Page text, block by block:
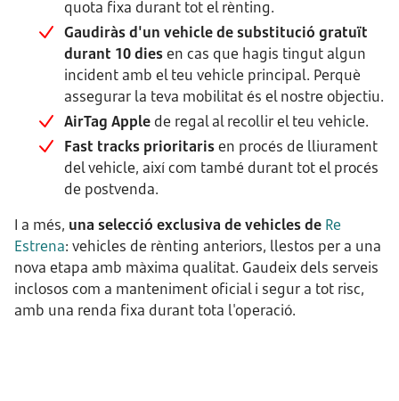
quota fixa durant tot el rènting.
Gaudiràs d'un vehicle de substitució gratuït
durant 10 diesen cas que hagis tingut algun
incident amb el teu vehicle principal. Perquè
assegurar la teva mobilitat és el nostre objectiu.
AirTag Apple de regal al recollir el teu vehicle.
Fast tracks prioritarisen procés de lliurament
del vehicle, així com també durant tot el procés
de postvenda.
I a més, una selecció exclusiva de vehicles de Re
Estrena: vehicles de rènting anteriors, llestos per a una
nova etapa amb màxima qualitat. Gaudeix dels serveis
inclosos com a manteniment oficial i segur a tot risc,
amb una renda fixa durant tota l'operació.